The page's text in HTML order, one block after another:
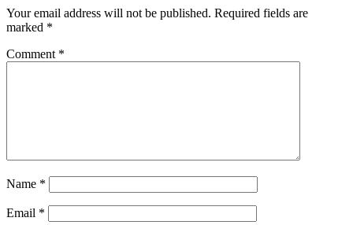
Your email address will not be published. Required fields are
marked *
Comment *
Name *
Email *